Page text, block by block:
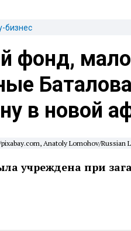
бизнес
фонд,
в новой
Anatoly Lomohov/Russian
учреждена при